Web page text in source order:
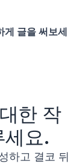
게 글을 써보세
한 작
세요.
하고 결코 뒤